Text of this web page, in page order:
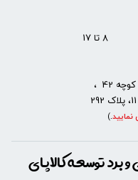
توسعه کالاپای
17
42 ،
.
)